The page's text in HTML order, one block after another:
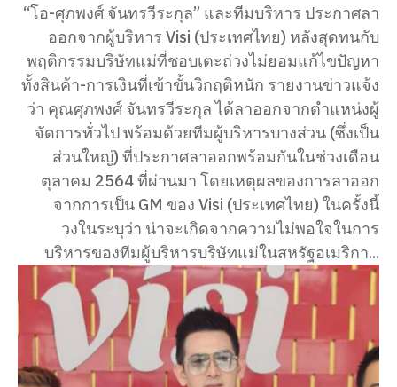
“โอ-ศุภพงศ์ จันทรวีระกุล” และทีมบริหาร ประกาศลา
ออกจากผู้บริหาร Visi (ประเทศไทย) หลังสุดทนกับ
พฤติกรรมบริษัทแม่ที่ชอบเตะถ่วงไม่ยอมแก้ไขปัญหา
ทั้งสินค้า-การเงินที่เข้าขั้นวิกฤติหนัก รายงานข่าวแจ้ง
ว่า คุณศุภพงศ์ จันทรวีระกุล ได้ลาออกจากตำแหน่งผู้
จัดการทั่วไป พร้อมด้วยทีมผู้บริหารบางส่วน (ซึ่งเป็น
ส่วนใหญ่) ที่ประกาศลาออกพร้อมกันในช่วงเดือน
ตุลาคม 2564 ที่ผ่านมา โดยเหตุผลของการลาออก
จากการเป็น GM ของ Visi (ประเทศไทย) ในครั้งนี้
วงในระบุว่า น่าจะเกิดจากความไม่พอใจในการ
บริหารของทีมผู้บริหารบริษัทแม่ในสหรัฐอเมริกา...